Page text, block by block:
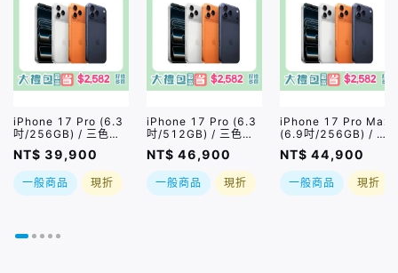
iPhone 17 Pro (6.3
吋/256GB) / 三色｜
大禮包最高省$2582
好禮四選一｜夏祭り｜
限時加贈⚡️三合一無
線充
NT$ 39,900
一般商品 現折
iPhone 17 Pro (6.3
吋/512GB) / 三色｜
大禮包最高省$2582
好禮四選一｜夏祭り｜
限時加贈⚡️三合一無
線充｜現貨或預購，實
際依原廠到貨時間為準
NT$ 46,900
一般商品 現折
iPhone 17 Pro Max
(6.9吋/256GB) / 三
色｜大禮包最高省
$2582好禮四選一｜
夏祭り｜限時加贈⚡️
三合一無線充
NT$ 44,900
一般商品 現折